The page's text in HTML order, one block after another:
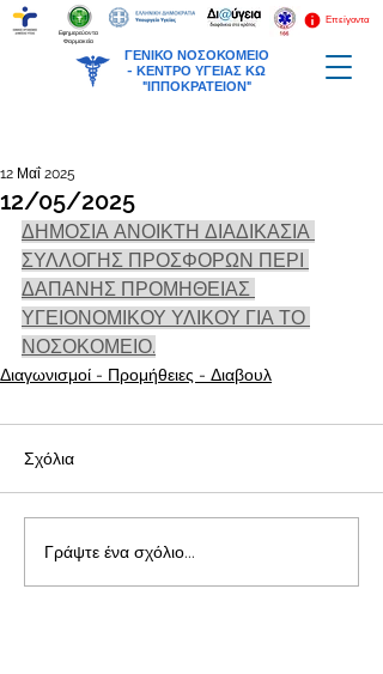
ΓΕΝΙΚΟ ΝΟΣΟΚΟΜΕΙΟ
- ΚΕΝΤΡΟ ΥΓΕΙΑΣ ΚΩ
"ΙΠΠΟΚΡΑΤΕΙΟΝ"
Επείγοντα
Εφημερεύοντα
Φαρμακεία
12/05/2025
12 Μαΐ 2025
ΔΗΜΟΣΙΑ ΑΝΟΙΚΤΗ ΔΙΑΔΙΚΑΣΙΑ
ΣΥΛΛΟΓΗΣ ΠΡΟΣΦΟΡΩΝ ΠΕΡΙ
ΔΑΠΑΝΗΣ ΠΡΟΜΗΘΕΙΑΣ
ΥΓΕΙΟΝΟΜΙΚΟΥ ΥΛΙΚΟΥ ΓΙΑ ΤΟ
ΝΟΣΟΚΟΜΕΙΟ.
Διαγωνισμοί - Προμήθειες - Διαβουλ
Σχόλια
Γράψτε ένα σχόλιο...